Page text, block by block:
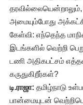
அமையும்போது
கேள்வி: எந்தெந்த
இடங்களில் வெற்றி
டணி அதிகபட்சம்
கருதுகிறீர்கள்?
டி.ராஜா: தமிழ்நாடு
பான்மையுடன்